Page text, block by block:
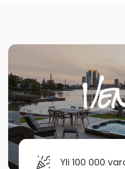
Yli 100 000